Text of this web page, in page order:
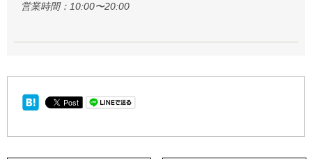
営業時間：10:00〜20:00